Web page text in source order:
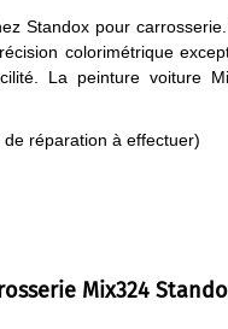
Standox pour
colorimétrique
La peinture voiture
réparation à effectuer)
Mix324